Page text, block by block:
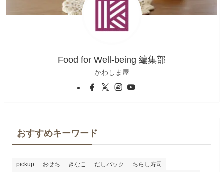
Food for Well-being 編集部
かわしま屋
おすすめキーワード
pickup おせち きなこ だしパック
ちらし寿司